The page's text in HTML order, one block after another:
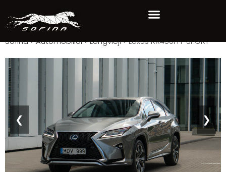
Sofina>Automobiliai>Lengvieji>Lexus RX450H F SPORT
❮ ❯